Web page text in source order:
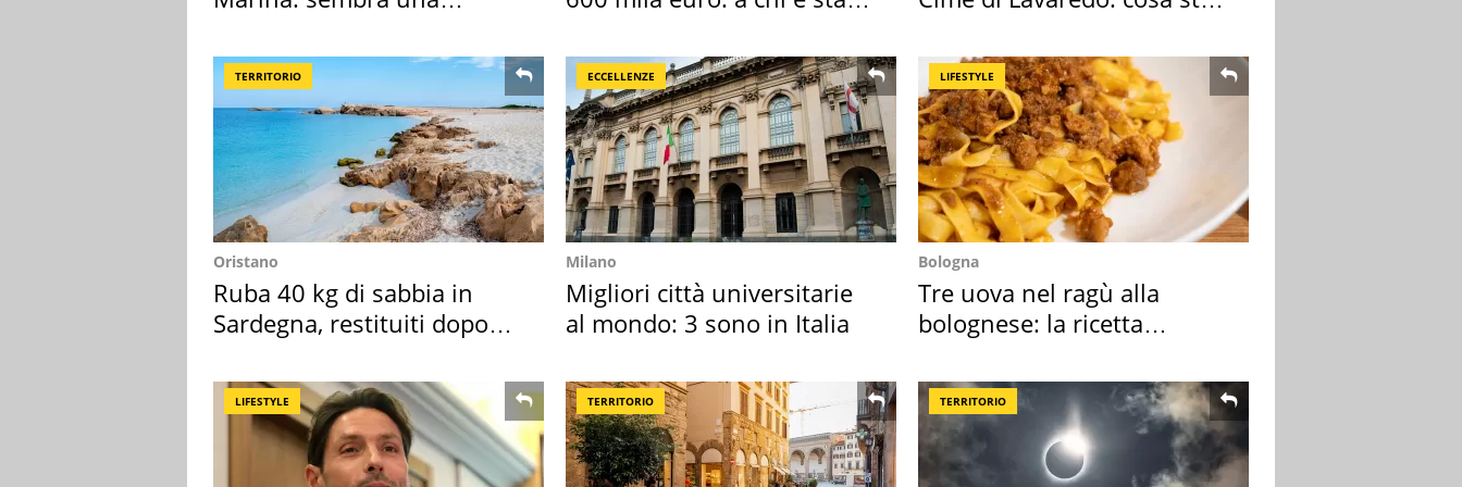
TERRITORIO
Oristano
Ruba 40 kg di sabbia in
Sardegna, restituiti dopo
ECCELLENZE
Milano
Migliori città universitarie
al mondo: 3 sono in Italia
LIFESTYLE
Bologna
Tre uova nel ragù alla
bolognese: la ricetta
LIFESTYLE TERRITORIO TERRITORIO